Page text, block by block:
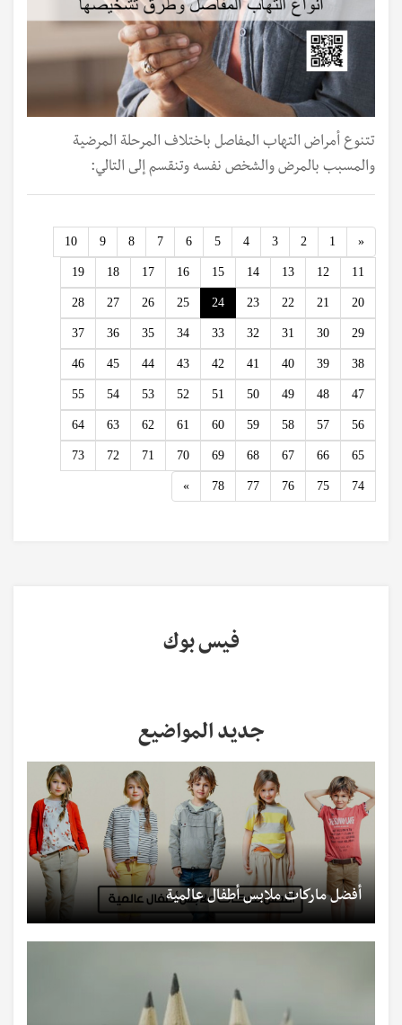
تتنوع أمراض التهاب المفاصل باختلاف المرحلة المرضية
والمسبب بالمرض والشخص نفسه وتنقسم إلى التالي:
«
Previous
1
2
3
4
5
6
7
8
9
10
11
12
13
14
15
16
17
18
19
20
21
22
23
24
25
26
27
28
29
30
31
32
33
34
35
36
37
38
39
40
41
42
43
44
45
46
47
48
49
50
51
52
53
54
55
56
57
58
59
60
61
62
63
64
65
66
67
68
69
70
71
72
73
74
75
76
77
78
»
Next
فيس بوك
جديد المواضيع
أفضل ماركات ملابس أطفال عالمية